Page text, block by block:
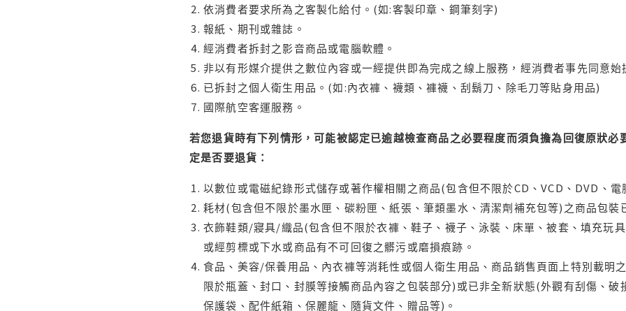
依消費者要求所為之客製化給付。(如:客製印章、鋼筆刻字)
報紙、期刊或雜誌。
經消費者拆封之影音商品或電腦軟體。
非以有形媒介提供之數位內容或一經提供即為完成之線上服務，經消費者事先同意
已拆封之個人衛生用品。(如:內衣褲、襪類、褲襪、刮鬍刀、除毛刀等貼身用品)
國際航空客運服務。
若您退貨時有下列情形，可能被認定已逾越檢查商品之必要程度而須負擔為回復原狀
定是否要退貨：
以數位或電磁紀錄形式儲存或著作權相關之商品(包含但不限於CD、VCD、DVD、
耗材(包含但不限於墨水匣、碳粉匣、紙張、筆類墨水、清潔劑補充包等)之商品包裝
衣飾鞋類/寢具/織品(包含但不限於衣褲、鞋子、襪子、泳裝、床單、被套、填充玩
或經剪標或下水或商品有不可回復之髒污或磨損痕跡。
食品、美容/保養用品、內衣褲等消耗性或個人衛生用品、商品銷售頁面上特別載明
限於瓶蓋、封口、封膜等接觸商品內容之包裝部分)或已非全新狀態(外觀有刮傷、
保護袋、配件紙箱、保麗龍、隨貨文件、贈品等)。